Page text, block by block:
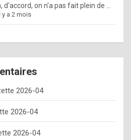
w
o
e
y
o
u
d'accord, on n'a pas fait plein de ...
y a 2 mois
2026-04
2026-04
2026-04